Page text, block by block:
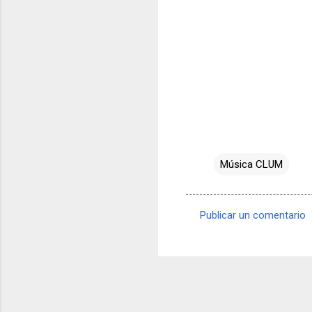
Música CLUM
Publicar un comentario